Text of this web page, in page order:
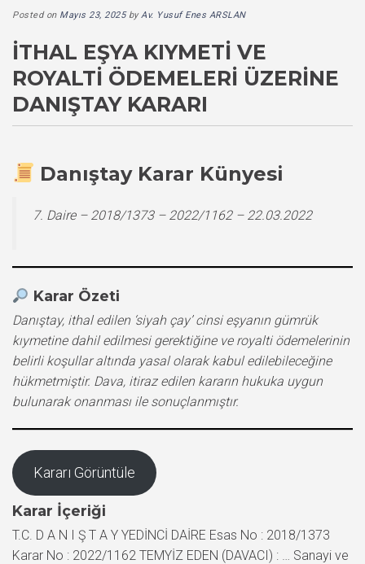
Posted on Mayıs 23, 2025byAv. Yusuf Enes ARSLAN
İTHAL EŞYA KIYMETI VE
ROYALTI ÖDEMELERI ÜZERINE
DANIŞTAY KARARI
Danıştay Karar Künyesi
7. Daire – 2018/1373 – 2022/1162 – 22.03.2022
Karar Özeti
Danıştay, ithal edilen ‘siyah çay’ cinsi eşyanın gümrük
kıymetine dahil edilmesi gerektiğine ve royalti ödemelerinin
belirli koşullar altında yasal olarak kabul edilebileceğine
hükmetmiştir. Dava, itiraz edilen kararın hukuka uygun
bulunarak onanması ile sonuçlanmıştır.
Kararı Görüntüle
Karar İçeriği
T.C. D A N I Ş T A Y YEDİNCİ DAİRE Esas No : 2018/1373
Karar No : 2022/1162 TEMYİZ EDEN (DAVACI) : … Sanayi ve